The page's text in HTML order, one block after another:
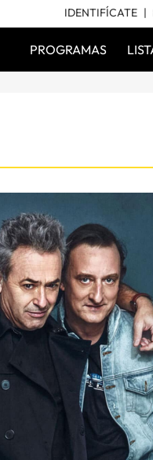
IDENTIFÍCATE
PROGRAMAS